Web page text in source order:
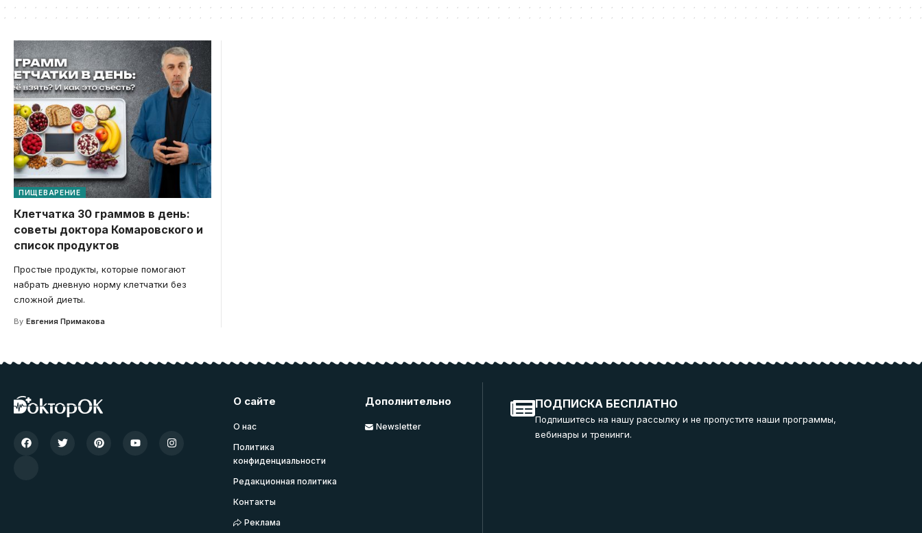
ПИЩЕВАРЕНИЕ
Клетчатка 30 граммов в день:
советы доктора Комаровского и
список продуктов
Простые продукты, которые помогают
набрать дневную норму клетчатки без
сложной диеты.
By Евгения Примакова
О сайте
О нас
Политика
конфиденциальности
Редакционная политика
Контакты
Реклама
Дополнительно
Newsletter
ПОДПИСКА БЕСПЛАТНО
Подпишитесь на нашу рассылку и не пропустите наши программы,
вебинары и тренинги.